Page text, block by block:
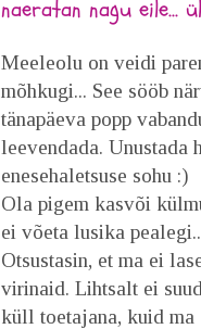
naeratan nagu eile...
Meeleolu on veidi
mõhkugi... See sööb
tänapäeva popp
leevendada. Unustada
enesehaletsuse sohu :)
Ola pigem kasvõi
ei võeta lusika
Otsustasin, et ma ei
virinaid. Lihtsalt ei
küll toetajana, kuid ma